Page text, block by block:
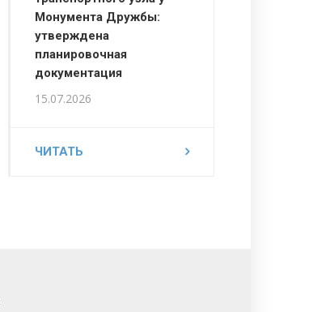
Монумента Дружбы:
утверждена
планировочная
документация
15.07.2026
ЧИТАТЬ